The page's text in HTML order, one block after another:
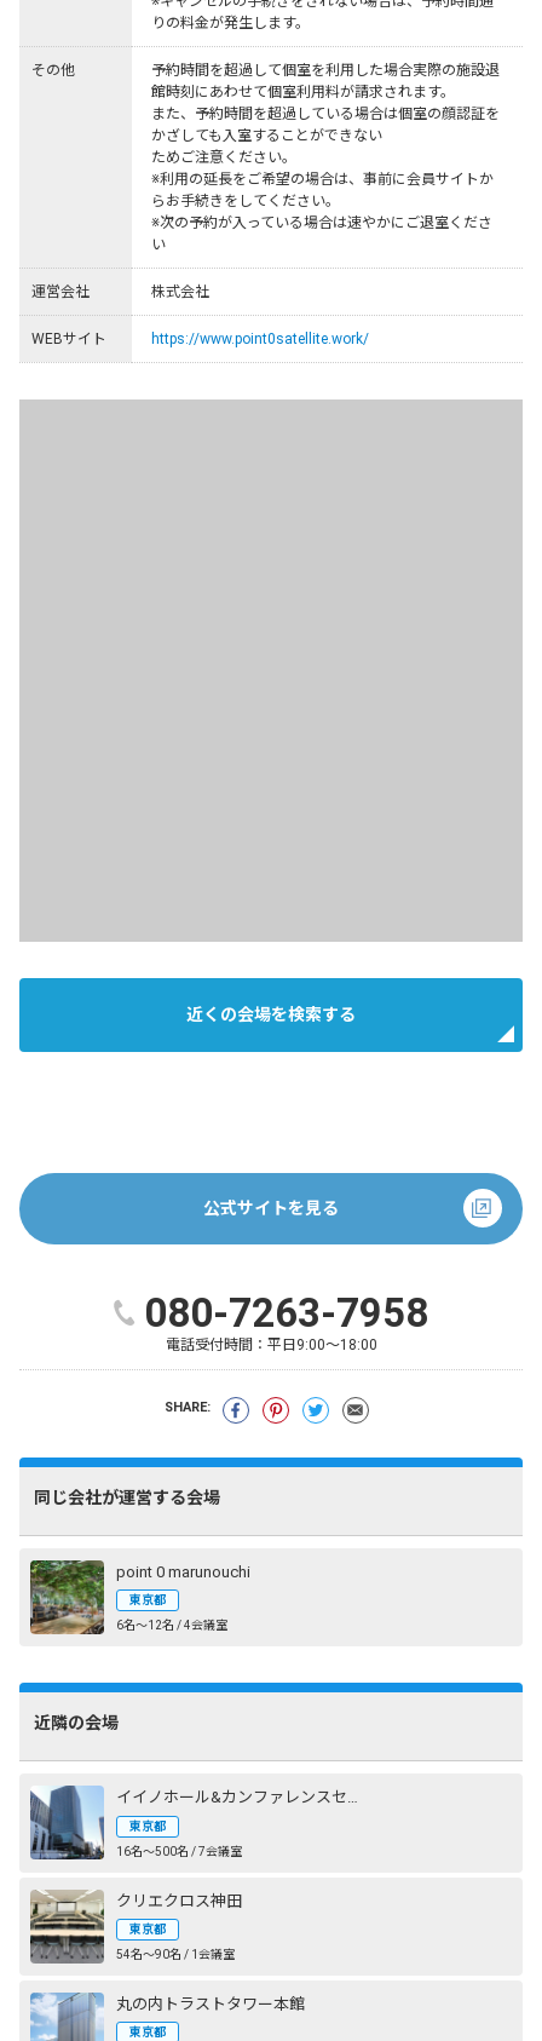
りの料金が発生します。
その他
予約時間を超過して個室を利用した場合実際の施設退
館時刻にあわせて個室利用料が請求されます。
また、予約時間を超過している場合は個室の顔認証を
かざしても入室することができない
ためご注意ください。
※利用の延⾧をご希望の場合は、事前に会員サイトか
らお手続きをしてください。
※次の予約が入っている場合は速やかにご退室くださ
い
運営会社 株式会社
WEBサイト https://www.point0satellite.work/
近くの会場を検索する
公式サイトを見る
080-7263-7958
電話受付時間： 平日9:00～18:00
SHARE:
同じ会社が運営する会場
point 0 marunouchi
東京都
6名〜12名 / 4会議室
近隣の会場
イイノホール&カンファレンスセンター
東京都
16名〜500名 / 7会議室
クリエクロス神田
東京都
54名〜90名 / 1会議室
丸の内トラストタワー本館
東京都